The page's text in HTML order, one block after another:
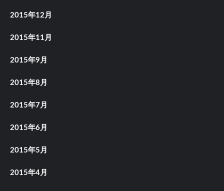
2015年12月
2015年11月
2015年9月
2015年8月
2015年7月
2015年6月
2015年5月
2015年4月